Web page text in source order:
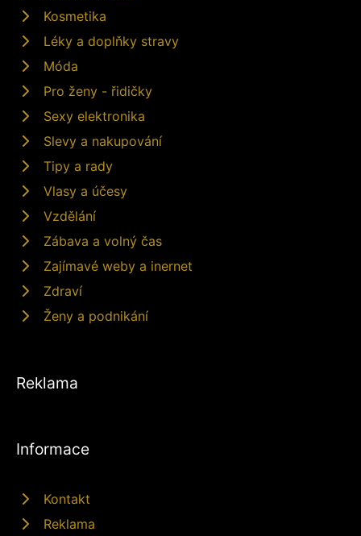
Kosmetika
Léky a doplňky stravy
Móda
Pro ženy - řidičky
Sexy elektronika
Slevy a nakupování
Tipy a rady
Vlasy a účesy
Vzdělání
Zábava a volný čas
Zajímavé weby a inernet
Zdraví
Ženy a podnikání
Reklama
Informace
Kontakt
Reklama